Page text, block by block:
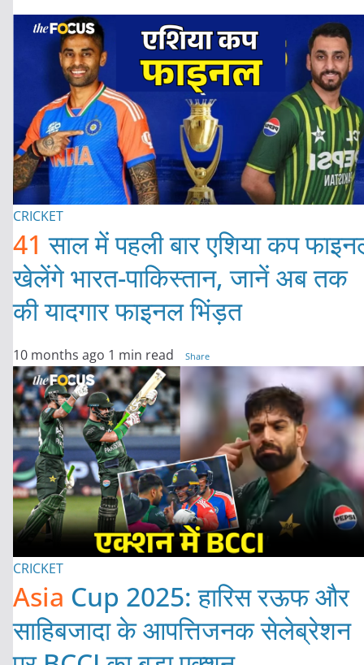
CRICKET
41 साल में पहली बार एशिया कप
खेलेंगे भारत-पाकिस्तान, जानें अब तक
की यादगार फाइनल भिंड़त
10 months ago 1 min read Share
CRICKET
Asia Cup 2025: हारिस रऊफ और
साहिबजादा के आपत्तिजनक सेलेब्रेशन